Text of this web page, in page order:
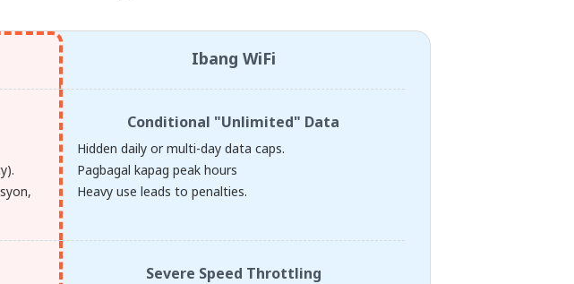
Ibang WiFi
Conditional "Unlimited" Data
Hidden daily or multi-day data caps.
Pagbagal kapag peak hours
Heavy use leads to penalties.
Severe Speed Throttling